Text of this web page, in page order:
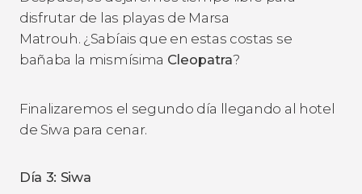
disfrutar de las playas de Marsa
Matrouh. ¿Sabíais que en estas costas se
bañaba la mismísima Cleopatra?
Finalizaremos el segundo día llegando al hotel
de Siwa para cenar.
Día 3: Siwa